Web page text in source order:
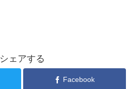
シェアする
Facebook